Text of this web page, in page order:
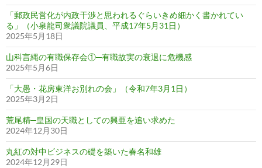
「郵政民営化が内政干渉と思われるぐらいきめ細かく書かれてい
る」（小泉龍司衆議院議員、平成17年5月31日）
2025年5月18日
山科言縄の有職保存会①─有職故実の衰退に危機感
2025年5月6日
「大愚・花房東洋お別れの会」（令和7年3月1日）
2025年3月2日
荒尾精─皇国の天職としての興亜を追い求めた
2024年12月30日
丸紅の対中ビジネスの礎を築いた春名和雄
2024年12月29日